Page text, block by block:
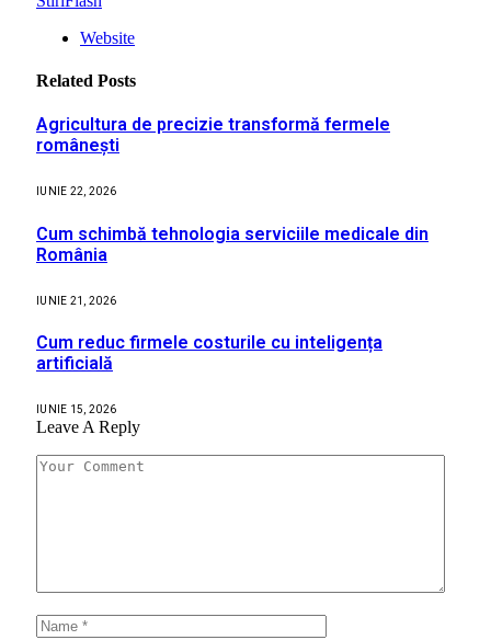
Website
Related Posts
Agricultura de precizie transformă fermele
românești
IUNIE 22, 2026
Cum schimbă tehnologia serviciile medicale din
România
IUNIE 21, 2026
Cum reduc firmele costurile cu inteligența
artificială
IUNIE 15, 2026
Leave A Reply